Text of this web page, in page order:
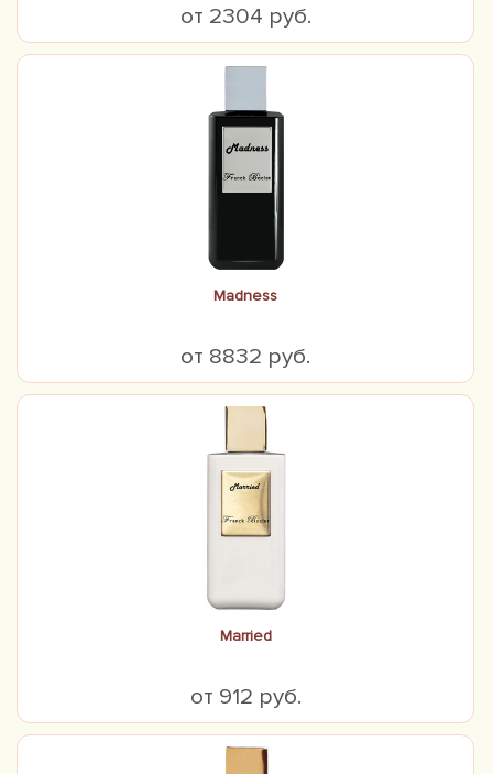
от 2304 руб.
Madness
от 8832 руб.
Married
от 912 руб.